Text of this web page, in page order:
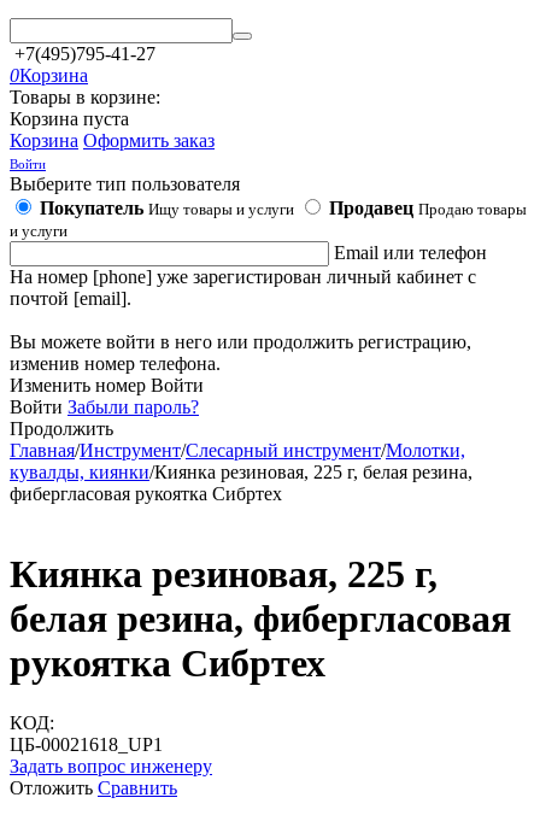
+7(495)795-41-27
0Корзина
Товары в корзине:
Корзина пуста
Корзина Оформить заказ
Войти
Выберите тип пользователя
Покупатель Ищу товары и услуги Продавец Продаю товары
и услуги
Email или телефон
На номер [phone] уже зарегистирован личный кабинет с
почтой [email].
Вы можете войти в него или продолжить регистрацию,
изменив номер телефона.
Изменить номер Войти
Войти Забыли пароль?
Продолжить
Главная/Инструмент/Слесарный инструмент/Молотки,
кувалды, киянки/Киянка резиновая, 225 г, белая резина,
фибергласовая рукоятка Сибртех
Киянка резиновая, 225 г,
белая резина, фибергласовая
рукоятка Сибртех
КОД:
ЦБ-00021618_UP1
Задать вопрос инженеру
Отложить Сравнить